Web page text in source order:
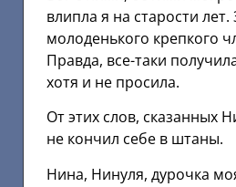
влипла я на старости лет.
молоденького крепкого
Правда, все-таки
хотя и не просила.
От этих слов, сказанных
не кончил себе в штаны.
Нина, Нинуля, дурочка